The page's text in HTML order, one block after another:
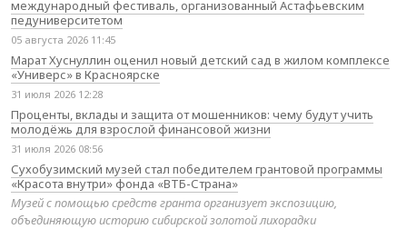
международный фестиваль, организованный Астафьевским
педуниверситетом
05 августа 2026 11:45
Марат Хуснуллин оценил новый детский сад в жилом комплексе
«Универс» в Красноярске
31 июля 2026 12:28
Проценты, вклады и защита от мошенников: чему будут учить
молодёжь для взрослой финансовой жизни
31 июля 2026 08:56
Сухобузимский музей стал победителем грантовой программы
«Красота внутри» фонда «ВТБ-Страна»
Музей с помощью средств гранта организует экспозицию,
объединяющую историю сибирской золотой лихорадки